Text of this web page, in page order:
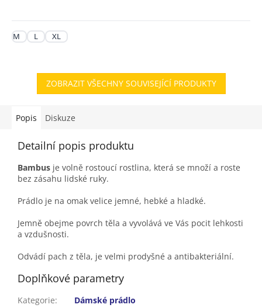
M L XL
ZOBRAZIT VŠECHNY SOUVISEJÍCÍ PRODUKTY
Popis Diskuze
Detailní popis produktu
Bambus je volně rostoucí rostlina, která se množí a roste
bez zásahu lidské ruky.
Prádlo je na omak velice jemné, hebké a hladké.
Jemně obejme povrch těla a vyvolává ve Vás pocit lehkosti
a vzdušnosti.
Odvádí pach z těla, je velmi prodyšné a antibakteriální.
Doplňkové parametry
Kategorie:
Dámské prádlo